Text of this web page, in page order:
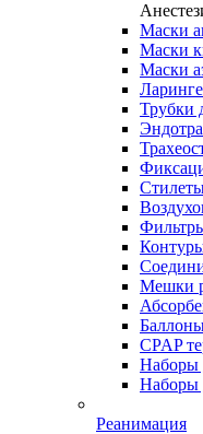
Маски
Маски
Маски
Трубки
Мешки
CPAP
Наборы
Наборы
Реанимация